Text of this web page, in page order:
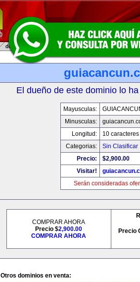
El dueño de este dominio lo
Mayusculas:
Minusculas:
Longitud:
10 caracteres
Categorias:
Sin Clasificar
Precio:
$2,900.00
Visitar!
Serán consideradas
COMPRAR AHORA
Precio $2,900.00
COMPRAR AHORA
Precio
Otros dominios en venta: